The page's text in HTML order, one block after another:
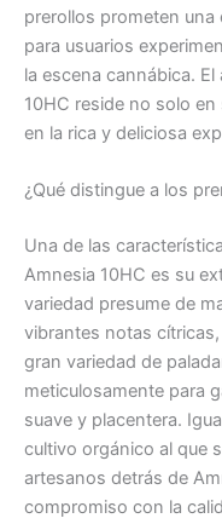
prerollos prometen una
para usuarios
la escena cannábica.
10HC reside no solo
en la rica y deliciosa
¿Qué distingue a los
Una de las
Amnesia 10HC es su
variedad presume de
vibrantes notas
gran variedad de
meticulosamente para
suave y placentera.
cultivo orgánico al que
artesanos detrás de
compromiso con la